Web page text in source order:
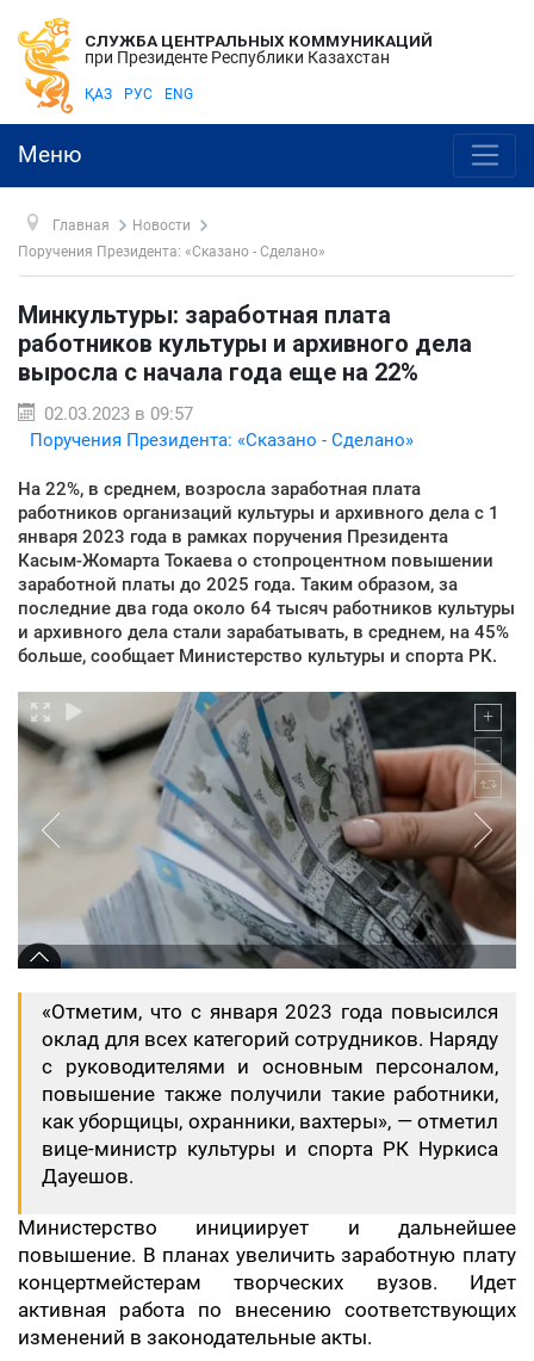
СЛУЖБА ЦЕНТРАЛЬНЫХ КОММУНИКАЦИЙ
при Президенте Республики Казахстан
ҚАЗ РУС ENG
Меню
Главная
Новости
Поручения Президента: «Сказано - Сделано»
Минкультуры: заработная плата
работников культуры и архивного дела
выросла с начала года еще на 22%
02.03.2023 в 09:57
Поручения Президента: «Сказано - Сделано»
На 22%, в среднем, возросла заработная плата
работников организаций культуры и архивного дела с 1
января 2023 года в рамках поручения Президента
Касым-Жомарта Токаева о стопроцентном повышении
заработной платы до 2025 года. Таким образом, за
последние два года около 64 тысяч работников культуры
и архивного дела стали зарабатывать, в среднем, на 45%
больше, сообщает Министерство культуры и спорта РК.
«Отметим, что с января 2023 года повысился
оклад для всех категорий сотрудников. Наряду
с руководителями и основным персоналом,
повышение также получили такие работники,
как уборщицы, охранники, вахтеры», — отметил
вице-министр культуры и спорта РК Нуркиса
Дауешов.
Министерство инициирует и дальнейшее
повышение. В планах увеличить заработную плату
концертмейстерам творческих вузов. Идет
активная работа по внесению соответствующих
изменений в законодательные акты.